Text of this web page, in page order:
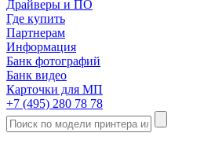
Драйверы и ПО
Где купить
Партнерам
Информация
Банк фотографий
Банк видео
Карточки для МП
+7 (495) 280 78 78